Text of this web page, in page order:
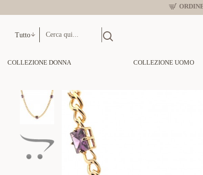
Tutto
COLLEZIONE DONNA COLLEZIONE UOMO